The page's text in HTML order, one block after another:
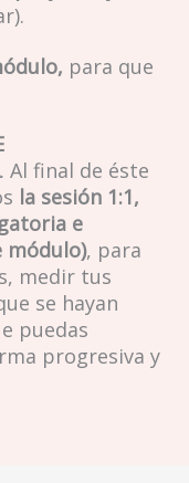
para que
. Al final de éste
la sesión 1:1,
e
módulo), para
medir tus
se hayan
puedas
progresiva y